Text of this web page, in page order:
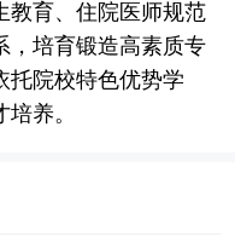
教育、住院医师规范
，培育锻造高素质专
托院校特色优势学
养。